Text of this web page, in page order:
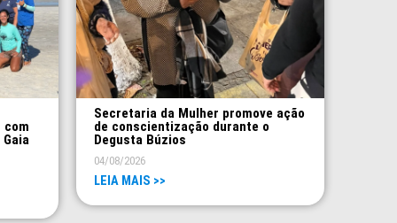
com
Secretaria da Mulher promove ação
de conscientização durante o
Degusta Búzios
04/08/2026
LEIA MAIS >>